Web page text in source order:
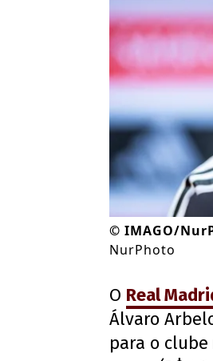
© IMAGO/
NurPhoto
O Real
Álvaro
para o